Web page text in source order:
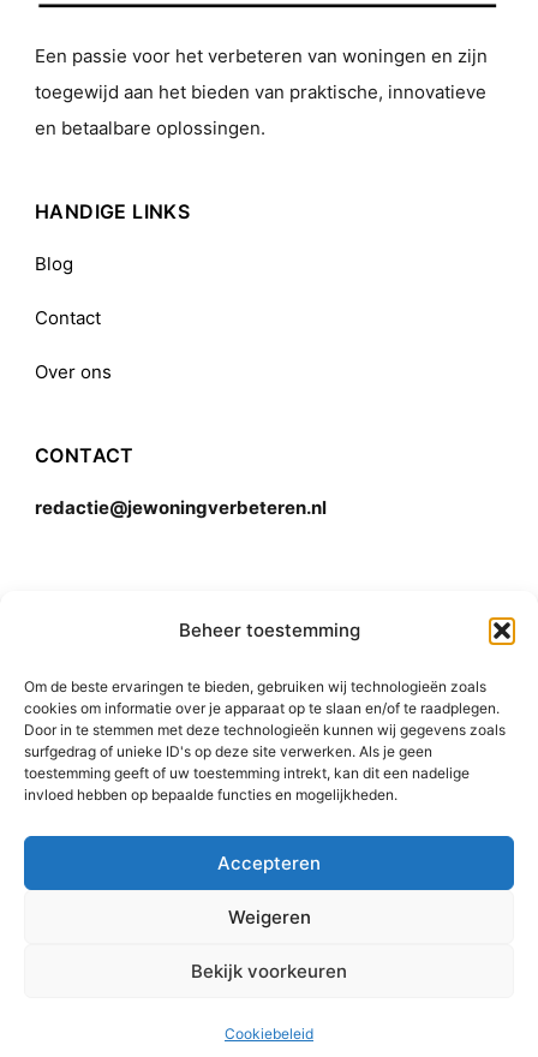
Beheer toestemming
Om de beste ervaringen te bieden, gebruiken wij technologieën zoals
cookies om informatie over je apparaat op te slaan en/of te raadplegen.
Door in te stemmen met deze technologieën kunnen wij gegevens zoals
surfgedrag of unieke ID's op deze site verwerken. Als je geen
toestemming geeft of uw toestemming intrekt, kan dit een nadelige
invloed hebben op bepaalde functies en mogelijkheden.
Accepteren
Weigeren
Bekijk voorkeuren
Cookiebeleid
Een passie voor het verbeteren van woningen en zijn
toegewijd aan het bieden van praktische, innovatieve
en betaalbare oplossingen.
HANDIGE LINKS
Blog
Contact
Over ons
CONTACT
redactie@jewoningverbeteren.nl
Disclaimer
© 2015-2026 Rishi Consulting Pvt. Ltd. All Rights
Reserved.